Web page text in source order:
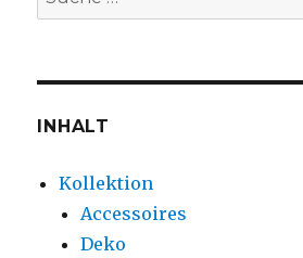
nach:
INHALT
Kollektion
Accessoires
Deko